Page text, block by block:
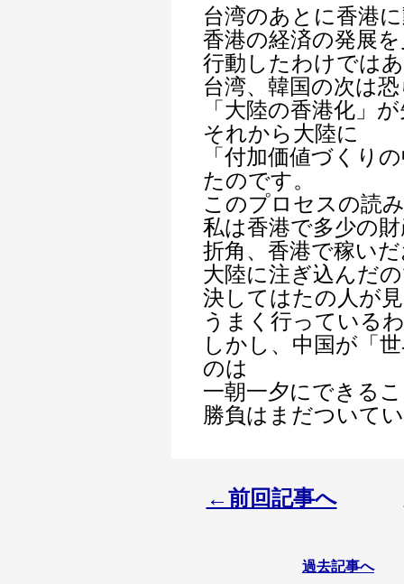
台湾のあとに香港
香港の経済の発展
行動したわけでは
台湾、韓国の次は
「大陸の香港化」
それから大陸に
「付加価値づくり
たのです。
このプロセスの読
私は香港で多少の
折角、香港で稼い
大陸に注ぎ込んだ
決してはたの人が
うまく行っている
しかし、中国が「
のは
一朝一夕にできる
勝負はまだついて
←前回記事へ
過去記事へ